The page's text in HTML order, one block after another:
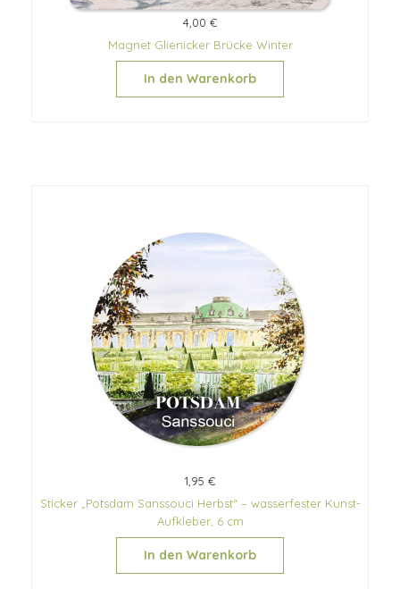
4,00 €
Magnet Glienicker Brücke Winter
In den Warenkorb
1,95 €
Sticker „Potsdam Sanssouci Herbst“ – wasserfester Kunst-
Aufkleber, 6 cm
In den Warenkorb